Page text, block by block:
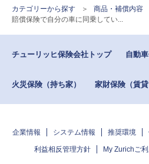
カテゴリーから探す > 商品・補償内容
賠償保険で自分の車に同乗してい...
チューリッヒ保険会社トップ 自動
火災保険（持ち家） 家財保険（賃貸
企業情報 システム情報 推奨環境
利益相反管理方針 My Zurichご